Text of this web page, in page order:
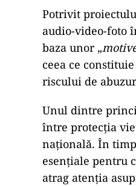
Potrivit
audio-video-foto
baza unor „
ceea ce constituie
riscului de
Unul dintre
între protecția
națională. În
esențiale pentru
atrag atenția